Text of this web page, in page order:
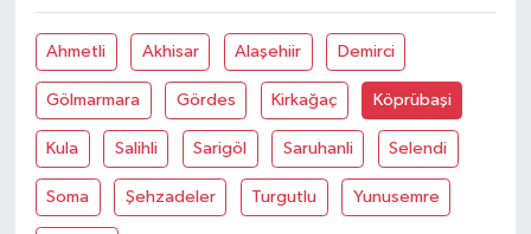
Ahmetli Akhisar Alaşehiir Demirci
Gölmarmara Gördes Kirkağaç Köprübaşi
Kula Salihli Sarigöl Saruhanli Selendi
Soma Şehzadeler Turgutlu Yunusemre